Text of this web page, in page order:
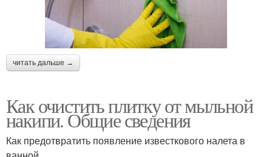
читать дальше →
Как очистить плитку от мыльной
накипи. Общие сведения
Как предотвратить появление известкового налета в